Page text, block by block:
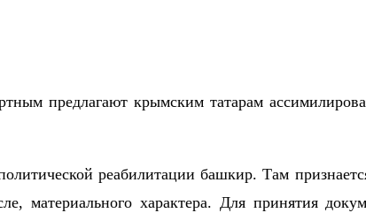
предлагают крымским татарам
реабилитации башкир. Там
характера. Для принятия